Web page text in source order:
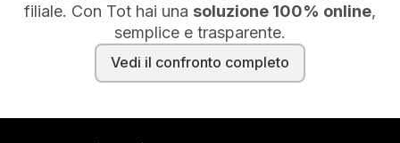
filiale. Con Tot hai una soluzione 100% online,
semplice e trasparente.
Vedi il confronto completo